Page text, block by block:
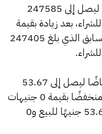
كما ارتفع سعر الأونصة بالجنيه ليصل إلى 247585
و245805 جنيهًا للشراء، بعد زيادة بقيمة
175 جنيهات مقارنة بالسعر السابق الذي بلغ 247405
وسجل سعر دولار الصاغة انخفاضًا ليصل إلى 53.67
جنيهًا للبيع و0 جنيهًا للشراء، منخفضًا بقيمة 0 جنيهات
عن السعر السابق الذي كان 53.63 جنيهًا للبيع و0